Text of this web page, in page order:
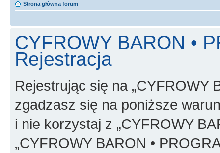
Strona główna forum
CYFROWY BARON •
Rejestracja
Rejestrując się na „CYFROWY
zgadzasz się na poniższe
i nie korzystaj z „CYFROWY
„CYFROWY BARON •